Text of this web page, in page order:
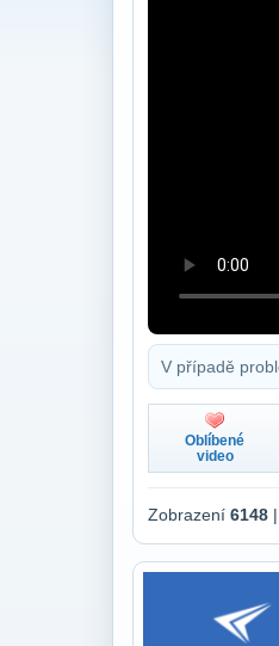
V případě
Oblíbené
video
Zobrazení 6148